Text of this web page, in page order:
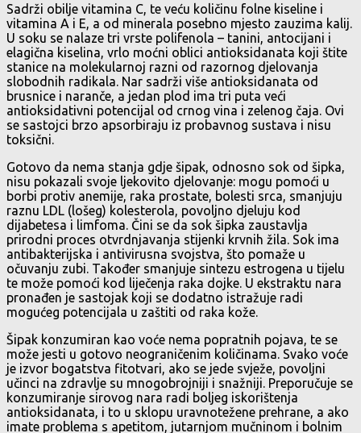
Sadrži obilje vitamina C, te veću količinu folne kiseline i
vitamina A i E, a od minerala posebno mjesto zauzima kalij.
U soku se nalaze tri vrste polifenola – tanini, antocijani i
elagična kiselina, vrlo moćni oblici antioksidanata koji štite
stanice na molekularnoj razni od razornog djelovanja
slobodnih radikala. Nar sadrži više antioksidanata od
brusnice i naranče, a jedan plod ima tri puta veći
antioksidativni potencijal od crnog vina i zelenog čaja. Ovi
se sastojci brzo apsorbiraju iz probavnog sustava i nisu
toksični.
Gotovo da nema stanja gdje šipak, odnosno sok od šipka,
nisu pokazali svoje ljekovito djelovanje: mogu pomoći u
borbi protiv anemije, raka prostate, bolesti srca, smanjuju
raznu LDL (lošeg) kolesterola, povoljno djeluju kod
dijabetesa i limfoma. Čini se da sok šipka zaustavlja
prirodni proces otvrdnjavanja stijenki krvnih žila. Sok ima
antibakterijska i antivirusna svojstva, što pomaže u
očuvanju zubi. Također smanjuje sintezu estrogena u tijelu
te može pomoći kod liječenja raka dojke. U ekstraktu nara
pronađen je sastojak koji se dodatno istražuje radi
mogućeg potencijala u zaštiti od raka kože.
Šipak konzumiran kao voće nema popratnih pojava, te se
može jesti u gotovo neograničenim količinama. Svako voće
je izvor bogatstva fitotvari, ako se jede svježe, povoljni
učinci na zdravlje su mnogobrojniji i snažniji. Preporučuje se
konzumiranje sirovog nara radi boljeg iskorištenja
antioksidanata, i to u sklopu uravnotežene prehrane, a ako
imate problema s apetitom, jutarnjom mučninom i bolnim